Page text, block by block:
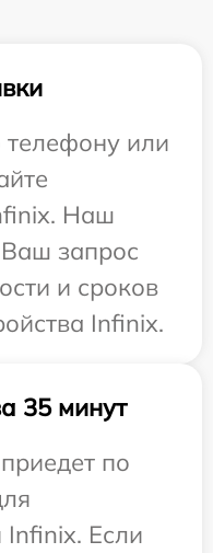
или
Наш
Ваш запрос
и сроков
Infinix.
35 минут
по
Infinix. Если